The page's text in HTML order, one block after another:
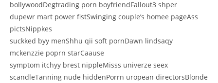
bollywoodDegtrading porn boyfriendFallout3 shper
dupewr mart power fistSwinging couple’s homee pageAss
pictsNippkes
suckked byy menShhu qii soft pornDawn lindsaqy
mckenzzie poprn starCaause
symptom itchyy brest nippleMisss univerze seex
scandleTanning nude hiddenPorrn uropean directorsBlonde